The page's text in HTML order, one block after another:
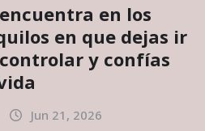
en los
en que dejas ir
y confías
Jun 21, 2026